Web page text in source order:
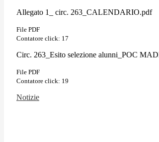
Allegato 1_ circ. 263_CALENDARIO.pdf
File PDF
Contatore click: 17
Circ. 263_Esito selezione alunni_POC
File PDF
Contatore click: 19
Notizie